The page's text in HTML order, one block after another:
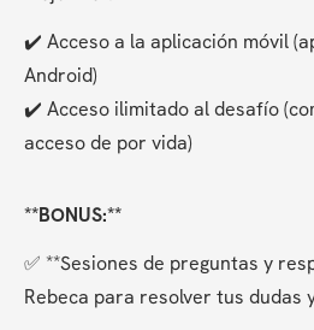
✔️ Acceso a la aplicación móvil
Android)
✔️ Acceso ilimitado al desafío
acceso de por vida)
**BONUS:**
✅ **Sesiones de preguntas y
Rebeca para resolver tus dudas